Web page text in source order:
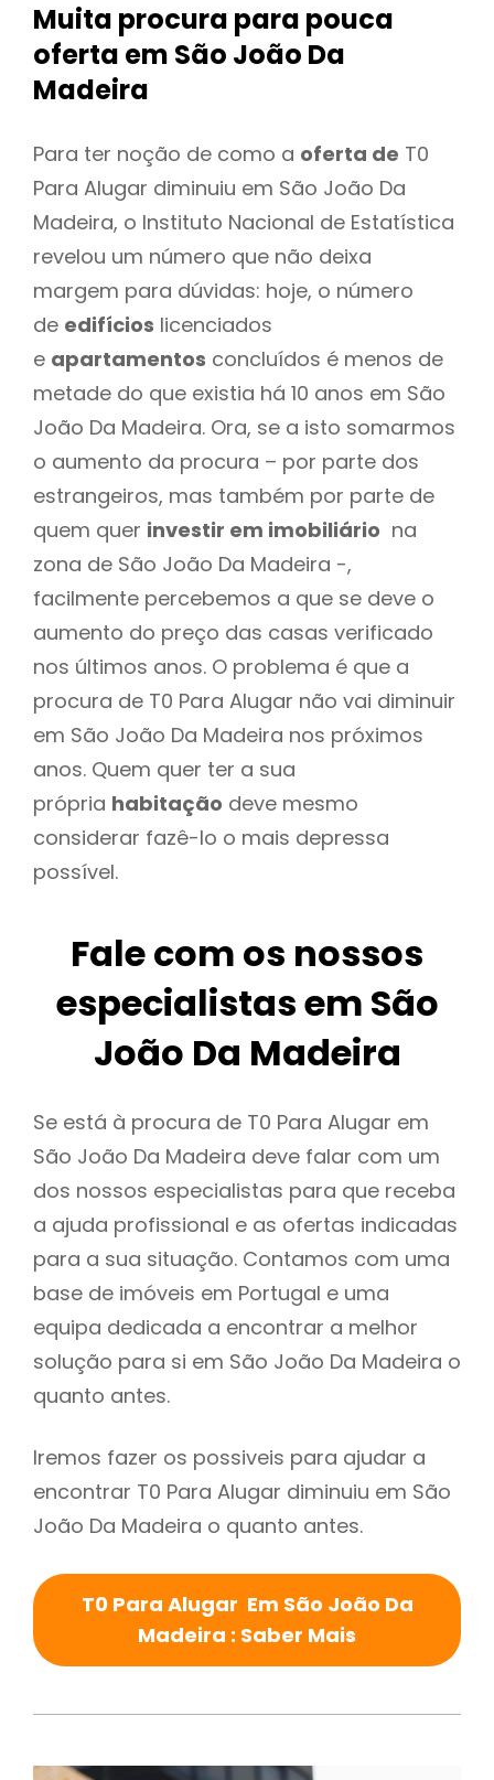
Muita procura para pouca
oferta em São João Da
Madeira
Para ter noção de como a oferta de T0
Para Alugar diminuiu em São João Da
Madeira, o Instituto Nacional de Estatística
revelou um número que não deixa
margem para dúvidas: hoje, o número
de edifícios licenciados
e apartamentos concluídos é menos de
metade do que existia há 10 anos em São
João Da Madeira. Ora, se a isto somarmos
o aumento da procura – por parte dos
estrangeiros, mas também por parte de
quem quer investir em imobiliário na
zona de São João Da Madeira -,
facilmente percebemos a que se deve o
aumento do preço das casas verificado
nos últimos anos. O problema é que a
procura de T0 Para Alugar não vai diminuir
em São João Da Madeira nos próximos
anos. Quem quer ter a sua
própria habitação deve mesmo
considerar fazê-lo o mais depressa
possível.
Fale com os nossos
especialistas em São
João Da Madeira
Se está à procura de T0 Para Alugar em
São João Da Madeira deve falar com um
dos nossos especialistas para que receba
a ajuda profissional e as ofertas indicadas
para a sua situação. Contamos com uma
base de imóveis em Portugal e uma
equipa dedicada a encontrar a melhor
solução para si em São João Da Madeira o
quanto antes.
Iremos fazer os possiveis para ajudar a
encontrar T0 Para Alugar diminuiu em São
João Da Madeira o quanto antes.
T0 Para Alugar Em São João Da
Madeira : Saber Mais